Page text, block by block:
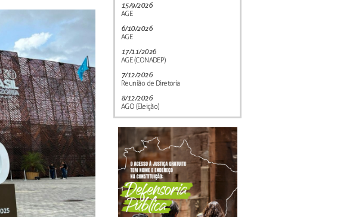
15/9/2026
AGE
6/10/2026
AGE
17/11/2026
AGE (CONADEP)
7/12/2026
Reunião de Diretoria
8/12/2026
AGO (Eleição)